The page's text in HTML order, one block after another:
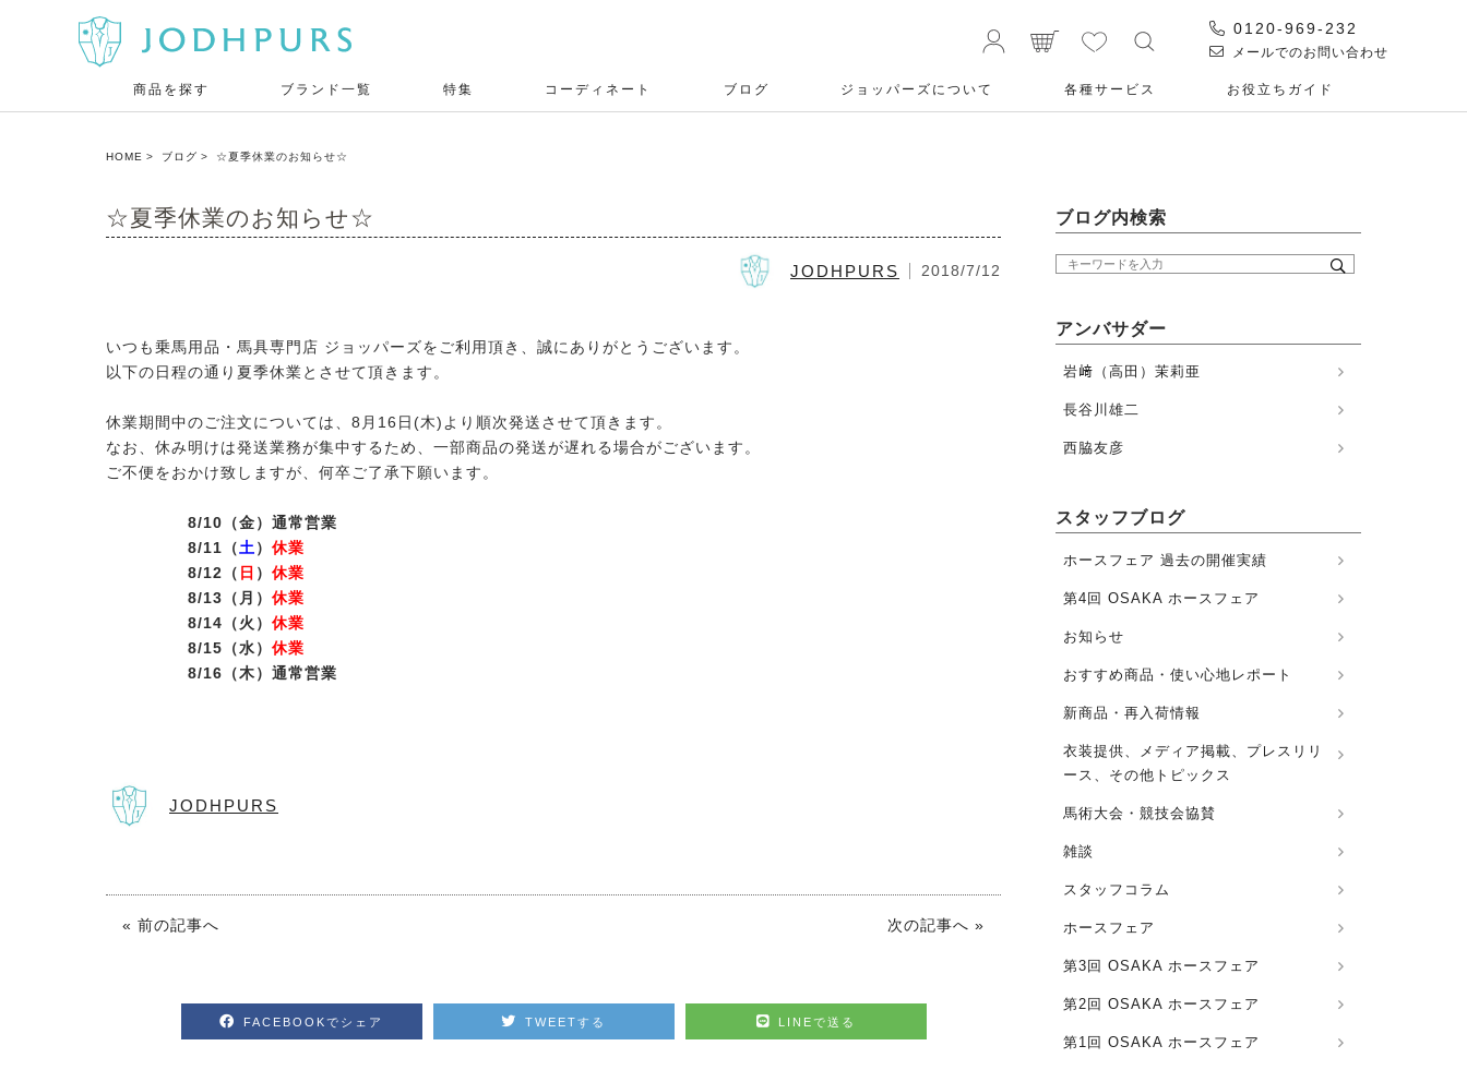
0120-969-232
メールでのお問い合わせ
商品を探す ブランド一覧 特集 コーディネート ブログ ジョッパーズについて 各種サービス お役⽴ちガイド
HOME ブログ ☆夏季休業のお知らせ☆
☆夏季休業のお知らせ☆
JODHPURS 2018/7/12
いつも乗馬用品・馬具専門店 ジョッパーズをご利用頂き、誠にありがとうございます。
以下の日程の通り夏季休業とさせて頂きます。
休業期間中のご注文については、8月16日(木)より順次発送させて頂きます。
なお、休み明けは発送業務が集中するため、一部商品の発送が遅れる場合がございます。
ご不便をおかけ致しますが、何卒ご了承下願います。
8/10（金）通常営業
8/11（土 ） 休業
8/12（ 日 ） 休業
8/13（月） 休業
8/14（火） 休業
8/15（水） 休業
8/16（木）通常営業
JODHPURS
« 前の記事へ 次の記事へ »
FACEBOOKでシェア TWEETする LINEで送る
ブログ内検索
アンバサダー
岩﨑（高田）茉莉亜
長谷川雄二
西脇友彦
スタッフブログ
ホースフェア 過去の開催実績
第4回 OSAKA ホースフェア
お知らせ
おすすめ商品・使い心地レポート
新商品・再入荷情報
衣装提供、メディア掲載、プレスリリ
ース、その他トピックス
馬術大会・競技会協賛
雑談
スタッフコラム
ホースフェア
第3回 OSAKA ホースフェア
第2回 OSAKA ホースフェア
第1回 OSAKA ホースフェア